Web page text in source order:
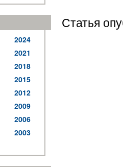
2024
2021
2018
2015
2012
2009
2006
2003
Статья